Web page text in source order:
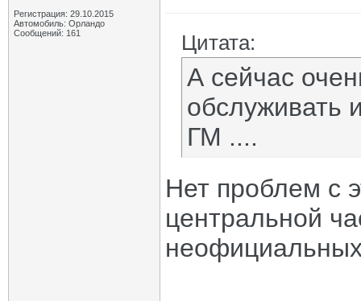
Регистрация: 29.10.2015
Автомобиль: Орландо
Сообщений: 161
Цитата:
А сейчас
обслуживать
ГМ ....
Нет проблем с
центральной